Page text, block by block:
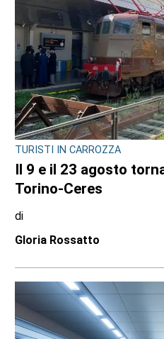
TURISTI IN CARROZZA
Il 9 e il 23 agosto
Torino-Ceres
di
Gloria Rossatto